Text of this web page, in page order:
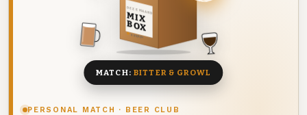
PERSONAL MATCH · BEER CLUB
DEZE MAAND
MIX
BOX
8 BIEREN
MATCH: BITTER & GROWL